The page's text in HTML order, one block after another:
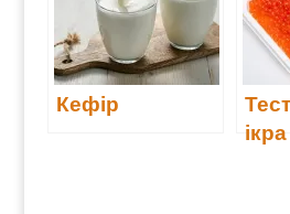
ресторани на
заході України
Кефір